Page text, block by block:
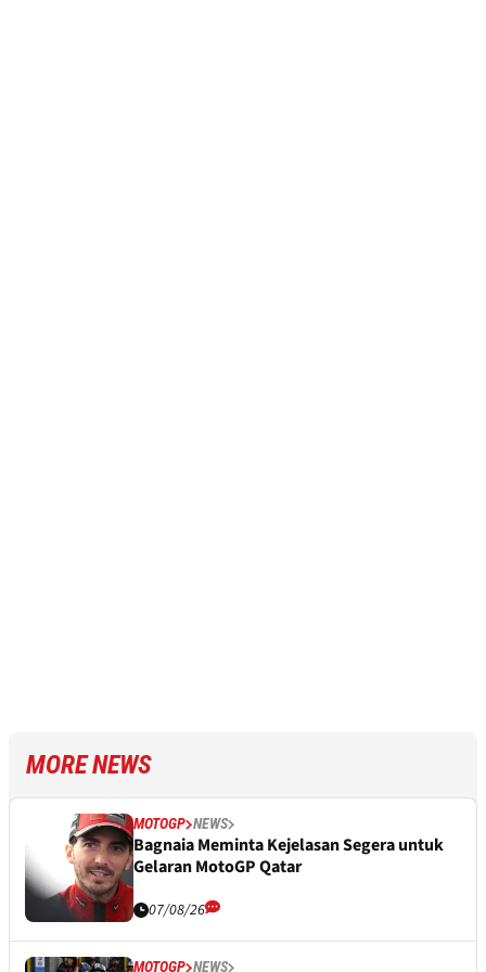
MORE NEWS
MOTOGP NEWS
Bagnaia Meminta Kejelasan Segera untuk
Gelaran MotoGP Qatar
07/08/26
MOTOGP NEWS